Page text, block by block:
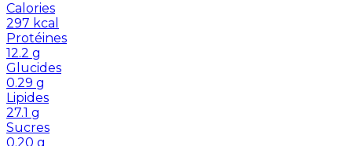
Calories
297 kcal
Protéines
12.2 g
Glucides
0.29 g
Lipides
27.1 g
Sucres
0.20 g